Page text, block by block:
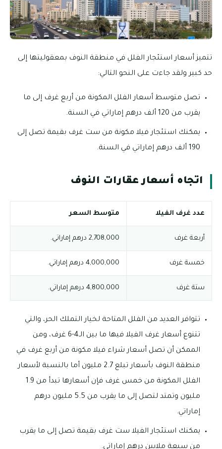
تتميز أسعار استئجار الفلل في منطقة النوف بمعقوليتها إلى
حد كبير ولقد جاءت على النحو التالي:
تصل متوسط أسعار الفلل المكونة من أربع غرف إلى ما
يقرب من 120 ألف درهم إماراتي في السنة.
يمكنك استئجار فيلا مكونة من ست غرف بقيمة تصل إلى
190 ألف درهم إماراتي في السنة.
اتجاه أسعار عقارات النوف
عدد غرف الفيلا متوسط السعر
أربعة غرف 2,708,000 درهم إماراتي.
خمسة غرف 4,000,000 درهم إماراتي.
ستة غرف 4,800,000 درهم إماراتي.
تتوافر العديد من الفلل المتاحة لخيار التملك الحر، والتي
تتنوع أسعار غرف الفيلا فيها ما بين الـ4-6 غرف، ومن
الممكن أن تصل أسعار شراء فيلا مكونة من أربع غرف في
منطقة النوف بأسعار تبلع 2.7 مليون أما بالنسبة لأسعار
الفلل المكونة من خمس غرف فإن أسعارها تبدأ من 1.9
مليون وتمتد لتصل إلى ما يقرب من 5.5 مليون درهم
إماراتي.
يمكنك استئجار الفيلا ست غرف بقيمة تصل إلى ما يقرب
من سبعة ملايين درهم إماراتي.